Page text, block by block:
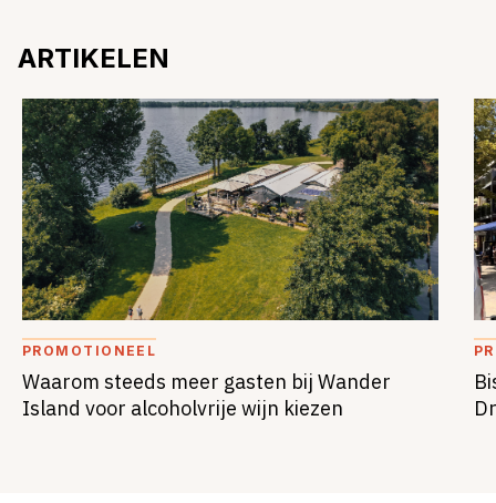
ARTIKELEN
PROMOTIONEEL
Waarom steeds meer gasten bij Wander
Island voor alcoholvrije wijn kiezen